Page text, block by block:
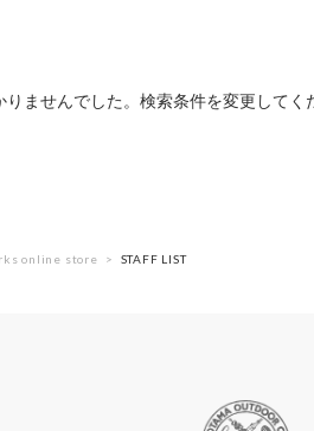
ませんでした。検索条件を変更してく
online store STAFF LIST